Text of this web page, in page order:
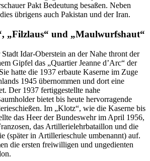
Pakt Bedeutung besaßen. Neben
übrigens auch Pakistan und der Iran.
„Filzlaus“ und „Maulwurfshaut“
Idar-Oberstein an der Nahe thront der
Gipfel das „Quartier Jeanne d’Arc“ der
hatte die 1937 erbaute Kaserne im Zuge
1945 übernommen und dort eine
Der 1937 fertiggestellte nahe
bietet bis heute hervorragende
Im „Klotz“, wie die Kaserne bis
das Heer der Bundeswehr im April 1956,
das Artillerielehrbataillon und die
(späterin Artillerieschule umbenannt) auf.
die ersten freiwilligen und ungedienten